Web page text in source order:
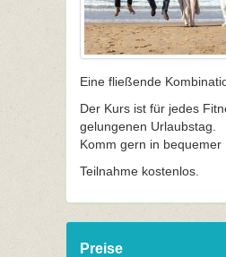
Eine fließende
Der Kurs ist für jedes
gelungenen Urlaubstag.
Komm gern in bequemer
Teilnahme kostenlos.
Preise